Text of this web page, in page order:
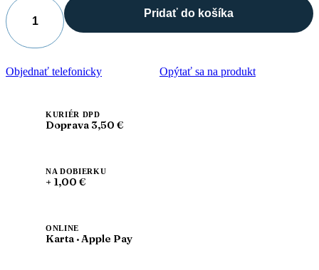
množstvo
MOY
Ovocný
prášok
Lesné
Pridať do košíka
Objednať telefonicky Opýtať sa na produkt
KURIÉR DPD
Doprava 3,50 €
NA DOBIERKU
+ 1,00 €
ONLINE
Karta · Apple Pay